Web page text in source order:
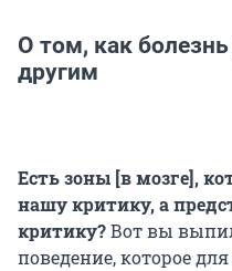
О том, как
другим
Есть зоны [в мозге],
нашу критику, а
критику?Вот вы
поведение, которое